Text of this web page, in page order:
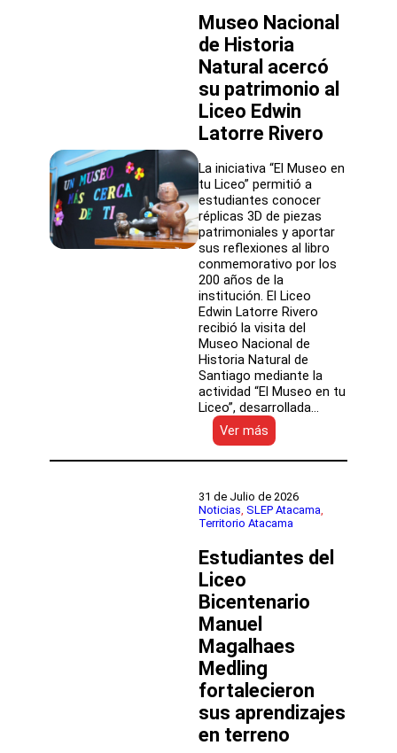
Comunal
de
Seguridad
Pública
de
Copiapó
Museo Nacional
de Historia
Natural acercó
su patrimonio al
Liceo Edwin
Latorre Rivero
La iniciativa “El Museo en
tu Liceo” permitió a
estudiantes conocer
réplicas 3D de piezas
patrimoniales y aportar
sus reflexiones al libro
conmemorativo por los
200 años de la
institución. El Liceo
Edwin Latorre Rivero
recibió la visita del
Museo Nacional de
Historia Natural de
Santiago mediante la
actividad “El Museo en tu
Liceo”, desarrollada…
Ver más
Museo
Nacional
Historia
Natural
acercó
patrimonio
Edwin
31 de Julio de 2026
Noticias, SLEP Atacama
Territorio Atacama
Estudiantes del
Liceo
Bicentenario
Manuel
Magalhaes
Medling
fortalecieron
sus aprendizajes
en terreno